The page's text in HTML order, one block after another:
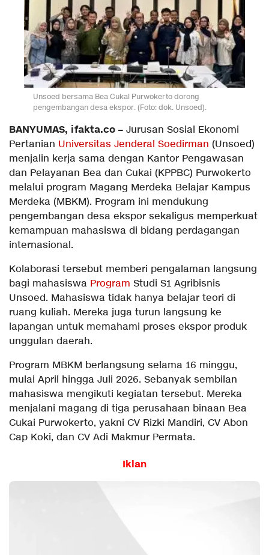
Unsoed bersama Bea Cukai Purwokerto dorong
pengembangan desa ekspor. (Foto: dok. Unsoed).
BANYUMAS, ifakta.co – Jurusan Sosial Ekonomi
Pertanian Universitas Jenderal Soedirman (Unsoed)
menjalin kerja sama dengan Kantor Pengawasan
dan Pelayanan Bea dan Cukai (KPPBC) Purwokerto
melalui program Magang Merdeka Belajar Kampus
Merdeka (MBKM). Program ini mendukung
pengembangan desa ekspor sekaligus memperkuat
kemampuan mahasiswa di bidang perdagangan
internasional.
Kolaborasi tersebut memberi pengalaman langsung
bagi mahasiswa Program Studi S1 Agribisnis
Unsoed. Mahasiswa tidak hanya belajar teori di
ruang kuliah. Mereka juga turun langsung ke
lapangan untuk memahami proses ekspor produk
unggulan daerah.
Program MBKM berlangsung selama 16 minggu,
mulai April hingga Juli 2026. Sebanyak sembilan
mahasiswa mengikuti kegiatan tersebut. Mereka
menjalani magang di tiga perusahaan binaan Bea
Cukai Purwokerto, yakni CV Rizki Mandiri, CV Abon
Cap Koki, dan CV Adi Makmur Permata.
Iklan